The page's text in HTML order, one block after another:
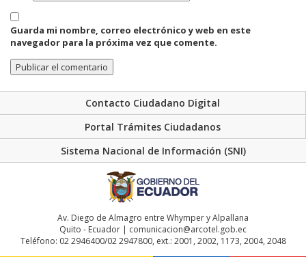
Guarda mi nombre, correo electrónico y web en este
navegador para la próxima vez que comente.
Contacto Ciudadano Digital
Portal Trámites Ciudadanos
Sistema Nacional de Información (SNI)
Av. Diego de Almagro entre Whymper y Alpallana
Quito - Ecuador | comunicacion@arcotel.gob.ec
Teléfono: 02 2946400/02 2947800, ext.: 2001, 2002, 1173, 2004, 2048